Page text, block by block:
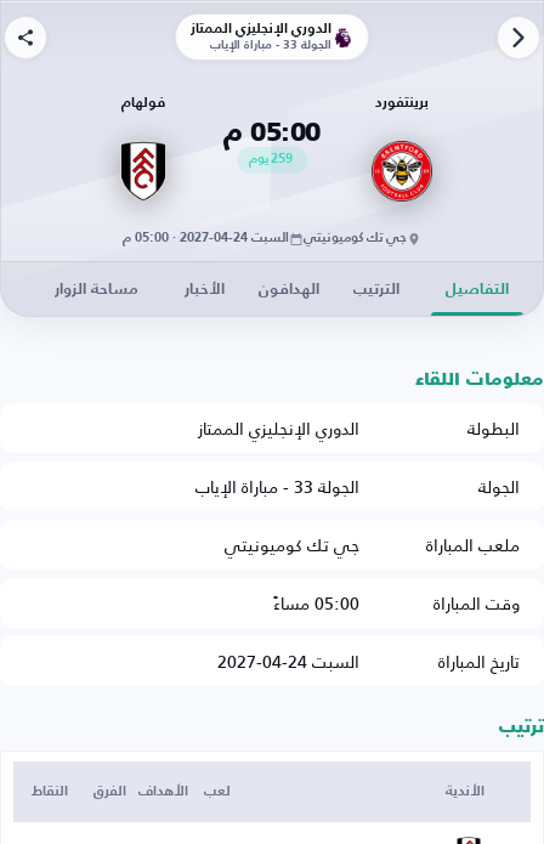
الدوري الإنجليزي الممتاز
الجولة 33 - مباراة الإياب
برينتفورد
05:00 م
259يوم
فولهام
جي تك كوميونيتي السبت 24-04-2027 · 05:00 م
التفاصيل الترتيب الهدافون الأخبار مساحة الزوار
معلومات اللقاء
البطولة
الدوري الإنجليزي الممتاز
الجولة
الجولة 33 - مباراة الإياب
ملعب المباراة
جي تك كوميونيتي
وقت المباراة
05:00 مساءً
تاريخ المباراة
السبت 24-04-2027
ترتيب
الأندية لعب الأهداف الفرق النقاط